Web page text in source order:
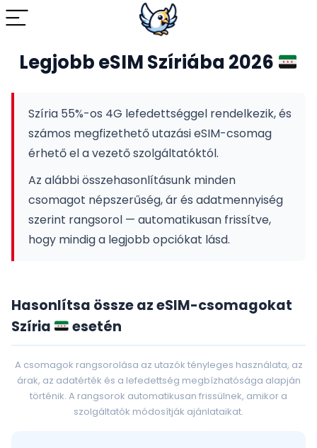
Legjobb eSIM Szíriába 2026
Szíria 55%-os 4G lefedettséggel rendelkezik, és
számos megfizethető utazási eSIM-csomag
érhető el a vezető szolgáltatóktól.
Az alábbi összehasonlításunk minden
csomagot népszerűség, ár és adatmennyiség
szerint rangsorol — automatikusan frissítve,
hogy mindig a legjobb opciókat lásd.
Hasonlítsa össze az eSIM-csomagokat
Szíria
esetén
A csomagok rangsorolása az utazók tényleges használata, az
árak, az adatérték és a lefedettség megbízhatósága alapján
történik. A rangsorok automatikusan frissülnek, amikor a
szolgáltatók módosítják ajánlataikat.